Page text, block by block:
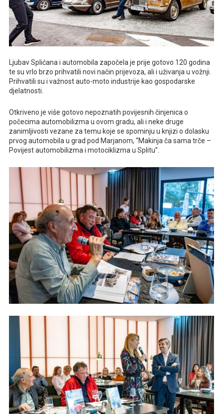
Ljubav Splićana i automobila započela je prije gotovo 120 godina
te su vrlo brzo prihvatili novi način prijevoza, ali i uživanja u vožnji.
Prihvatili su i važnost auto-moto industrije kao gospodarske
djelatnosti.
Otkriveno je više gotovo nepoznatih povijesnih činjenica o
počecima automobilizma u ovom gradu, ali i neke druge
zanimljivosti vezane za temu koje se spominju u knjizi o dolasku
prvog automobila u grad pod Marjanom, “Makinja ča sama trče –
Povijest automobilizma i motociklizma u Splitu”.